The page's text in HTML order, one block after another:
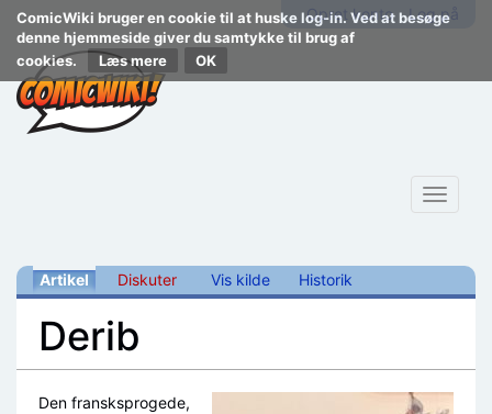
ComicWiki bruger en cookie til at huske log-in. Ved at besøge
denne hjemmeside giver du samtykke til brug af
cookies.
Læs mere
Opret konto Log på
Toggle
Artikel Diskuter Vis kilde Historik
Derib
Den fransksprogede,